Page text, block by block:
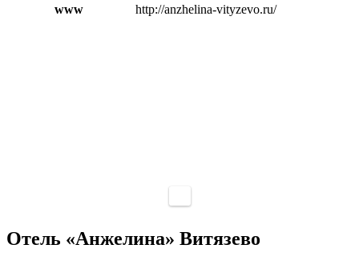
www
http://anzhelina-vityzevo.ru/
Отель «Анжелина» Витязево